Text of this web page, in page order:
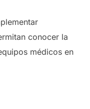
conocer la
médicos en